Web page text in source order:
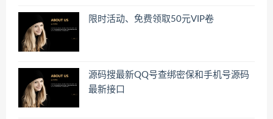
限时活动、免费领取50元VIP卷
源码搜最新QQ号查绑密保和手机号源码
最新接口